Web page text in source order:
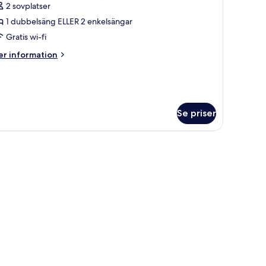
2 sovplatser
1 dubbelsäng ELLER 2 enkelsängar
Gratis wi-fi
information
Se priser